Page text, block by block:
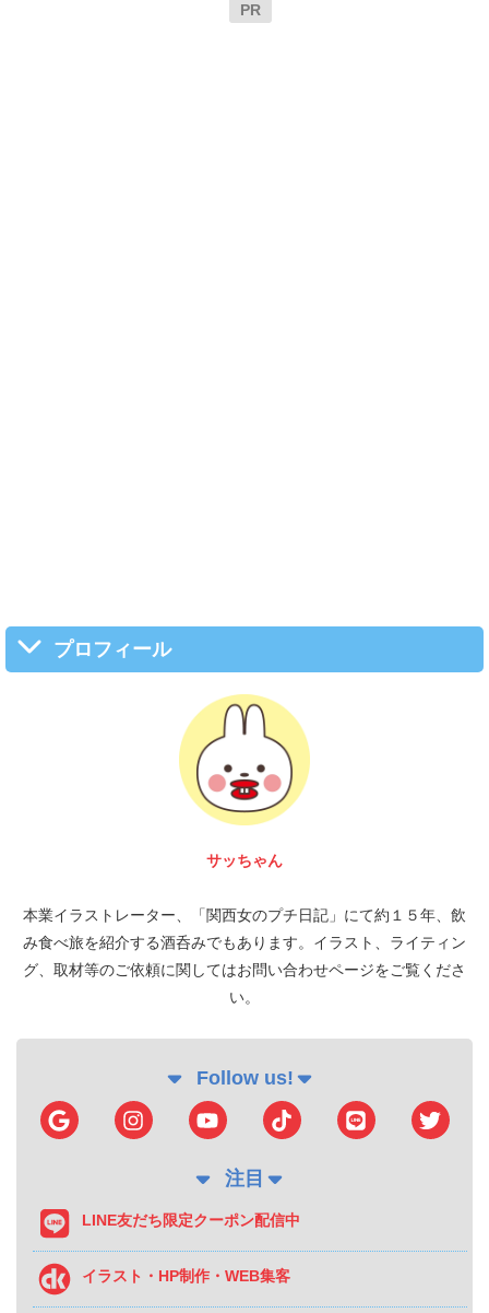
PR
プロフィール
サッちゃん
本業イラストレーター、「関西女のプチ日記」にて約１５年、飲
み食べ旅を紹介する酒呑みでもあります。イラスト、ライティン
グ、取材等のご依頼に関してはお問い合わせページをご覧くださ
い。
Follow us!
注目
LINE友だち限定クーポン配信中
イラスト・HP制作・WEB集客